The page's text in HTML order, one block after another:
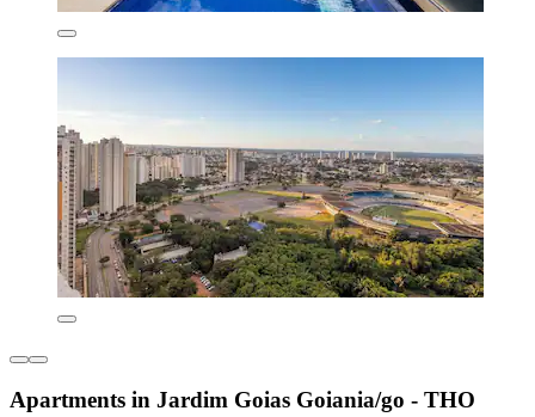
Apartments in Jardim Goias Goiania/go - THO